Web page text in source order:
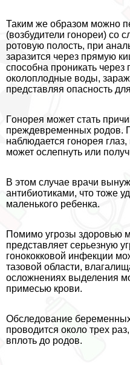
Таким же образом можно
(возбудители гонореи) со
ротовую полость, при
заразится через прямую
способна проникать
околоплодные воды,
представляя опасность
Гoнopeя может стать
преждевременных родов.
наблюдается гoнopeя
может ослепнуть или
В этом случае врачи
антибиотиками, что тоже
маленького ребенка.
Помимо угрозы здоровью
представляет серьезную
гонококковой инфекции
тазовой области,
осложнениях выделения
примесью крови.
Обследование
проводится около трех
вплоть до родов.